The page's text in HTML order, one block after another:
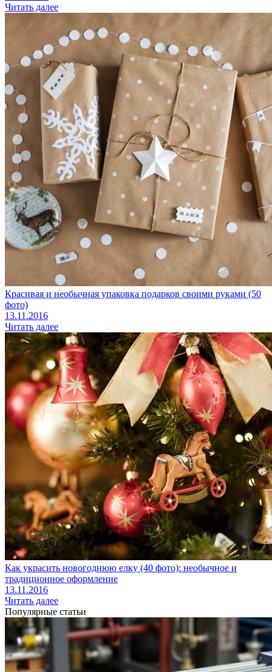
Читать далее
Красивая и необычная упаковка подарков своими руками (50
фото)
13.11.2016
Читать далее
Как украсить новогоднюю елку (40 фото): необычное и
традиционное оформление
13.11.2016
Читать далее
Популярные статьи